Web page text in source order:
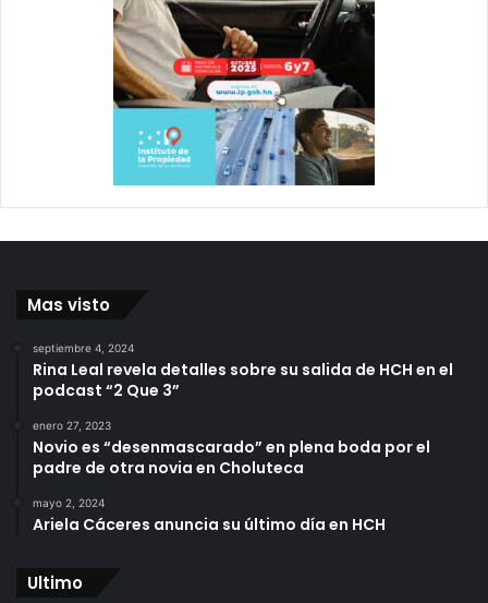
Mas visto
septiembre 4, 2024
Rina Leal revela detalles sobre su salida de HCH en el
podcast “2 Que 3”
enero 27, 2023
Novio es “desenmascarado” en plena boda por el
padre de otra novia en Choluteca
mayo 2, 2024
Ariela Cáceres anuncia su último día en HCH
Ultimo